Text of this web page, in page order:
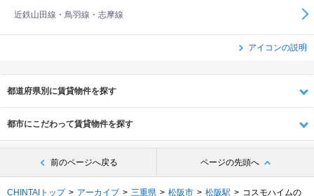
近鉄山田線・鳥羽線・志摩線
アイコンの説明
都道府県別に賃貸物件を探す
都市にこだわって賃貸物件を探す
前のページへ戻る ページの先頭へ
CHINTAIトップ アーカイブ 三重県 松阪市 松阪駅 コスモハイムの